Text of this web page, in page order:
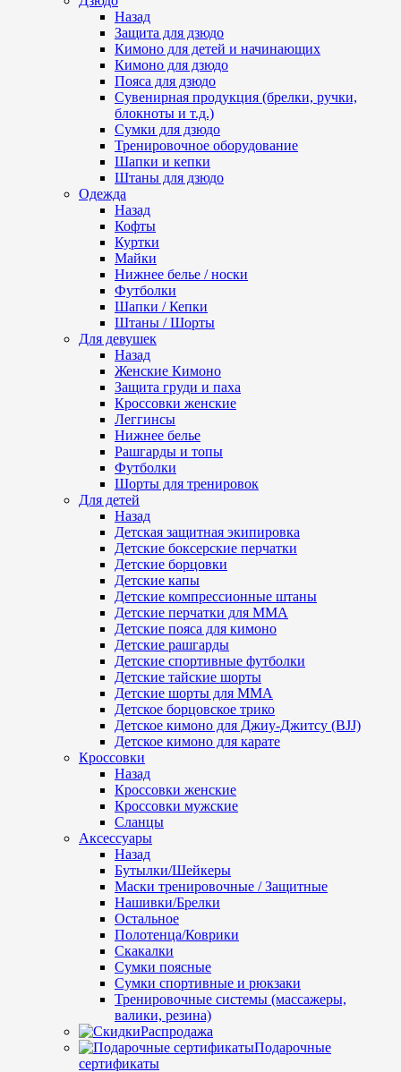
Назад
Защита для дзюдо
Кимоно для детей и начинающих
Кимоно для дзюдо
Пояса для дзюдо
Сувенирная продукция (брелки, ручки,
блокноты и т.д.)
Сумки для дзюдо
Тренировочное оборудование
Шапки и кепки
Штаны для дзюдо
Одежда
Назад
Кофты
Куртки
Майки
Нижнее белье / носки
Футболки
Шапки / Кепки
Штаны / Шорты
Для девушек
Назад
Женские Кимоно
Защита груди и паха
Кроссовки женские
Леггинсы
Нижнее белье
Рашгарды и топы
Футболки
Шорты для тренировок
Для детей
Назад
Детская защитная экипировка
Детские боксерские перчатки
Детские борцовки
Детские капы
Детские компрессионные штаны
Детские перчатки для ММА
Детские пояса для кимоно
Детские рашгарды
Детские спортивные футболки
Детские тайские шорты
Детские шорты для ММА
Детское борцовское трико
Детское кимоно для Джиу-Джитсу (BJJ)
Детское кимоно для карате
Кроссовки
Назад
Кроссовки женские
Кроссовки мужские
Сланцы
Аксессуары
Назад
Бутылки/Шейкеры
Маски тренировочные / Защитные
Нашивки/Брелки
Остальное
Полотенца/Коврики
Скакалки
Сумки поясные
Сумки спортивные и рюкзаки
Тренировочные системы (массажеры,
валики, резина)
Распродажа
Подарочные
сертификаты